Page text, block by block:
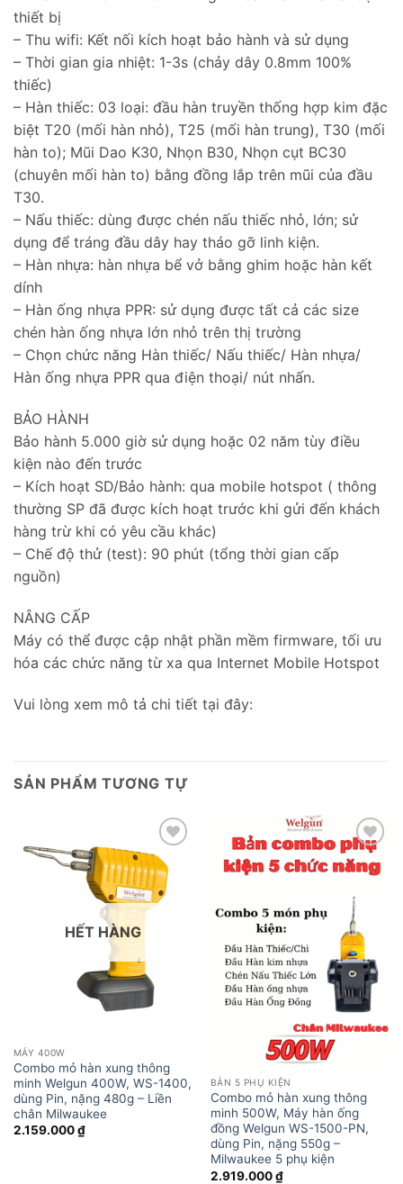
thiết bị
– Thu wifi: Kết nối kích hoạt bảo hành và sử dụng
– Thời gian gia nhiệt: 1-3s (chảy dây 0.8mm 100%
thiếc)
– Hàn thiếc: 03 loại: đầu hàn truyền thống hợp kim đặc
biệt T20 (mối hàn nhỏ), T25 (mối hàn trung), T30 (mối
hàn to); Mũi Dao K30, Nhọn B30, Nhọn cụt BC30
(chuyên mối hàn to) bằng đồng lắp trên mũi của đầu
T30.
– Nấu thiếc: dùng được chén nấu thiếc nhỏ, lớn; sử
dụng để tráng đầu dây hay tháo gỡ linh kiện.
– Hàn nhựa: hàn nhựa bể vở bằng ghim hoặc hàn kết
dính
– Hàn ống nhựa PPR: sử dụng được tất cả các size
chén hàn ống nhựa lớn nhỏ trên thị trường
– Chọn chức năng Hàn thiếc/ Nấu thiếc/ Hàn nhựa/
Hàn ống nhựa PPR qua điện thoại/ nút nhấn.
BẢO HÀNH
Bảo hành 5.000 giờ sử dụng hoặc 02 năm tùy điều
kiện nào đến trước
– Kích hoạt SD/Bảo hành: qua mobile hotspot ( thông
thường SP đã được kích hoạt trước khi gửi đến khách
hàng trừ khi có yêu cầu khác)
– Chế độ thử (test): 90 phút (tổng thời gian cấp
nguồn)
NÂNG CẤP
Máy có thể được cập nhật phần mềm firmware, tối ưu
hóa các chức năng từ xa qua Internet Mobile Hotspot
Vui lòng xem mô tả chi tiết tại đây:
SẢN PHẨM TƯƠNG TỰ
Add to
wishlist
HẾT HÀNG
MÁY 400W
Combo mỏ hàn xung thông
minh Welgun 400W, WS-1400,
dùng Pin, nặng 480g – Liền
chân Milwaukee
2.159.000₫
Add to
wishlist
BẢN 5 PHỤ KIỆN
Combo mỏ hàn xung thông
minh 500W, Máy hàn ống
đồng Welgun WS-1500-PN,
dùng Pin, nặng 550g –
Milwaukee 5 phụ kiện
2.919.000₫